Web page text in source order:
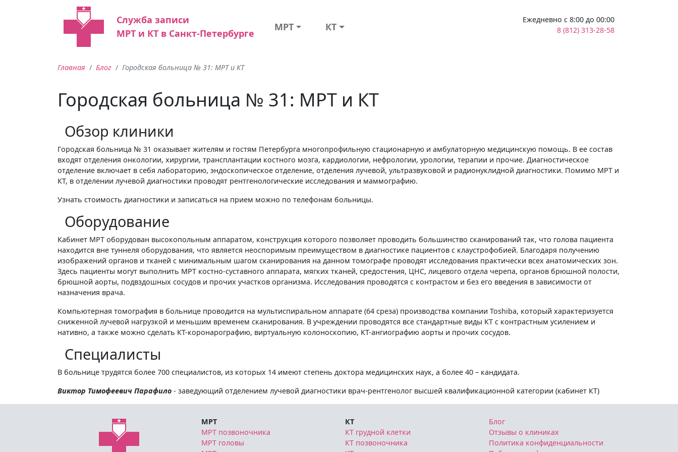
Служба записи
МРТ и КТ в Санкт-Петербурге
МРТ КТ
Ежедневно с 8:00 до 00:00
8 (812) 313-28-58
Главная Блог Городская больница № 31: МРТ и КТ
Городская больница № 31: МРТ и КТ
Обзор клиники
Городская больница № 31 оказывает жителям и гостям Петербурга многопрофильную стационарную и амбулаторную медицинскую помощь. В ее состав
входят отделения онкологии, хирургии, трансплантации костного мозга, кардиологии, нефрологии, урологии, терапии и прочие. Диагностическое
отделение включает в себя лабораторию, эндоскопическое отделение, отделения лучевой, ультразвуковой и радионуклидной диагностики. Помимо МРТ и
КТ, в отделении лучевой диагностики проводят рентгенологические исследования и маммографию.
Узнать стоимость диагностики и записаться на прием можно по телефонам больницы.
Оборудование
Кабинет МРТ оборудован высокопольным аппаратом, конструкция которого позволяет проводить большинство сканирований так, что голова пациента
находится вне туннеля оборудования, что является неоспоримым преимуществом в диагностике пациентов с клаустрофобией. Благодаря получению
изображений органов и тканей с минимальным шагом сканирования на данном томографе проводят исследования практически всех анатомических зон.
Здесь пациенты могут выполнить МРТ костно-суставного аппарата, мягких тканей, средостения, ЦНС, лицевого отдела черепа, органов брюшной полости,
брюшной аорты, подвздошных сосудов и прочих участков организма. Исследования проводятся с контрастом и без его введения в зависимости от
назначения врача.
Компьютерная томография в больнице проводится на мультиспиральном аппарате (64 среза) производства компании Toshiba, который характеризуется
сниженной лучевой нагрузкой и меньшим временем сканирования. В учреждении проводятся все стандартные виды КТ с контрастным усилением и
нативно, а также можно сделать КТ-коронарографию, виртуальную колоноскопию, КТ-ангиографию аорты и прочих сосудов.
Специалисты
В больнице трудятся более 700 специалистов, из которых 14 имеют степень доктора медицинских наук, а более 40 – кандидата.
Виктор Тимофеевич Парафило - заведующий отделением лучевой диагностики врач-рентгенолог высшей квалификационной категории (кабинет КТ)
МРТ
МРТ позвоночника
МРТ головы
КТ
КТ грудной клетки
КТ позвоночника
Блог
Отзывы о клиниках
Политика конфиденциальности